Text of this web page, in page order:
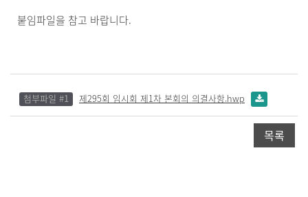
붙임파일을 참고 바랍니다.
첨부파일 #1 제295회 임시회 제1차 본회의 의결사항.hwp
목록